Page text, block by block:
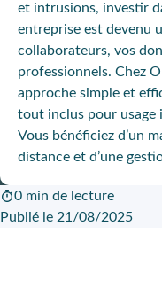
et intrusions, investir
entreprise est devenu
collaborateurs, vos
professionnels. Chez
approche simple et
tout inclus pour usage
Vous bénéficiez d’un
distance et d’une
0 min de lecture
Publié le 21/08/2025